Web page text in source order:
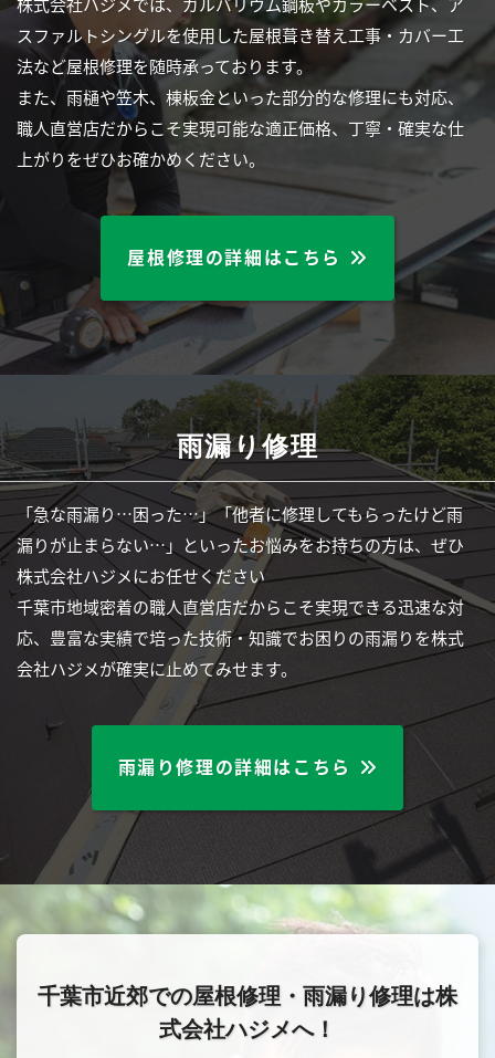
スファルトシングルを使用した屋根葺き替え工事・カバー工
法など屋根修理を随時承っております。
また、雨樋や笠木、棟板金といった部分的な修理にも対応、
職人直営店だからこそ実現可能な適正価格、丁寧・確実な仕
上がりをぜひお確かめください。
屋根修理の詳細はこちら
雨漏り修理
「急な雨漏り…困った…」「他者に修理してもらったけど雨
漏りが止まらない…」といったお悩みをお持ちの方は、ぜひ
株式会社ハジメにお任せください
千葉市地域密着の職人直営店だからこそ実現できる迅速な対
応、豊富な実績で培った技術・知識でお困りの雨漏りを株式
会社ハジメが確実に止めてみせます。
雨漏り修理の詳細はこちら
千葉市近郊での屋根修理・雨漏り修理は株
式会社ハジメへ！